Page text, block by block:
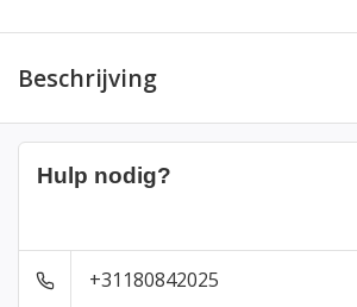
Beschrijving
Hulp nodig?
+31180842025